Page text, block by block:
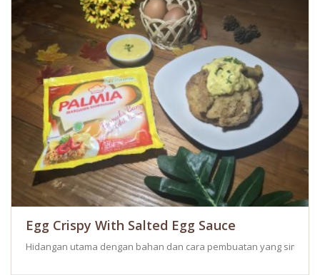
Egg Crispy With Salted Egg Sauce
Hidangan utama dengan bahan dan cara pembuatan yang